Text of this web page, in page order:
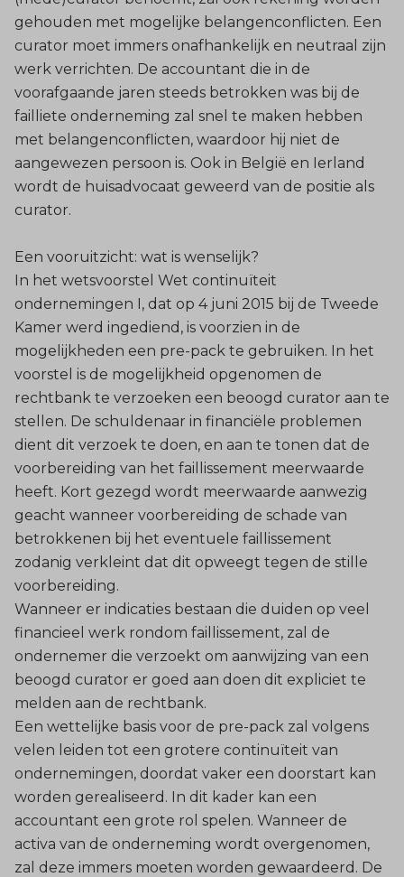
gehouden met mogelijke belangenconflicten. Een
curator moet immers onafhankelijk en neutraal zijn
werk verrichten. De accountant die in de
voorafgaande jaren steeds betrokken was bij de
failliete onderneming zal snel te maken hebben
met belangenconflicten, waardoor hij niet de
aangewezen persoon is. Ook in België en Ierland
wordt de huisadvocaat geweerd van de positie als
curator.
Een vooruitzicht: wat is wenselijk?
In het wetsvoorstel Wet continuïteit
ondernemingen I, dat op 4 juni 2015 bij de Tweede
Kamer werd ingediend, is voorzien in de
mogelijkheden een pre-pack te gebruiken. In het
voorstel is de mogelijkheid opgenomen de
rechtbank te verzoeken een beoogd curator aan te
stellen. De schuldenaar in financiële problemen
dient dit verzoek te doen, en aan te tonen dat de
voorbereiding van het faillissement meerwaarde
heeft. Kort gezegd wordt meerwaarde aanwezig
geacht wanneer voorbereiding de schade van
betrokkenen bij het eventuele faillissement
zodanig verkleint dat dit opweegt tegen de stille
voorbereiding.
Wanneer er indicaties bestaan die duiden op veel
financieel werk rondom faillissement, zal de
ondernemer die verzoekt om aanwijzing van een
beoogd curator er goed aan doen dit expliciet te
melden aan de rechtbank.
Een wettelijke basis voor de pre-pack zal volgens
velen leiden tot een grotere continuïteit van
ondernemingen, doordat vaker een doorstart kan
worden gerealiseerd. In dit kader kan een
accountant een grote rol spelen. Wanneer de
activa van de onderneming wordt overgenomen,
zal deze immers moeten worden gewaardeerd. De